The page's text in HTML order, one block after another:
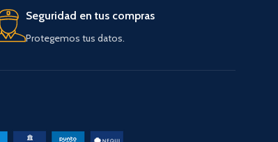
Seguridad en tus compras
Protegemos tus datos.